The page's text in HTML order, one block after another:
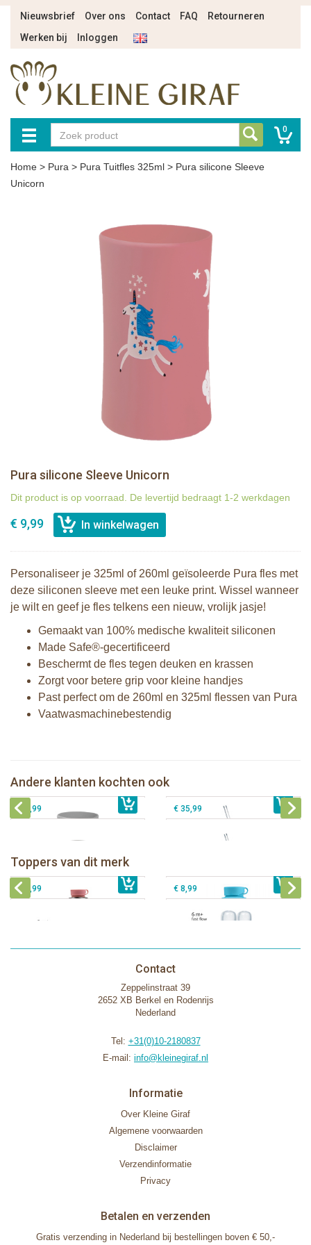
Nieuwsbrief Over ons Contact FAQ
Retourneren
Werken bij
Inloggen
0
Home > Pura > Pura Tuitfles 325ml > Pura silicone Sleeve
Unicorn
Pura silicone Sleeve Unicorn
Dit product is op voorraad. De levertijd bedraagt 1-2 werkdagen
€ 9,99
Personaliseer je 325ml of 260ml geïsoleerde Pura fles met
deze siliconen sleeve met een leuke print. Wissel wanneer
je wilt en geef je fles telkens een nieuw, vrolijk jasje!
Gemaakt van 100% medische kwaliteit siliconen
Made Safe®-gecertificeerd
Beschermt de fles tegen deuken en krassen
Zorgt voor betere grip voor kleine handjes
Past perfect om de 260ml en 325ml flessen van Pura
Vaatwasmachinebestendig
Andere klanten kochten ook
€ 9,99
Pura Universele Dop - Roestvrijstalen
Ring met Silicone Afsluitdisk Rose
€ 8,99 € 35,99
Toppers van dit merk
unicorn sleeve
€ 40,99
Pura Sportfles 550 ml + Aqua sleeve
Pura silicone tuit 2 stuks
€ 9,99 € 8,99
Contact
Zeppelinstraat 39
2652 XB Berkel en Rodenrijs
Nederland
Tel: +31(0)10-2180837
E-mail: info@kleinegiraf.nl
Informatie
Over Kleine Giraf
Algemene voorwaarden
Disclaimer
Verzendinformatie
Privacy
Betalen en verzenden
Gratis verzending in Nederland bij bestellingen boven € 50,-